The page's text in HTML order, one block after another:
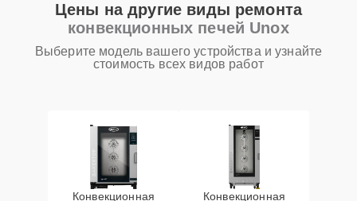
Цены на другие виды ремонта
конвекционных печей Unox
Выберите модель вашего устройства и узнайте
стоимость всех видов работ
Конвекционная Конвекционная